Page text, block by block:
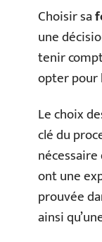
Choisir sa
une
tenir
opter pour
Le choix
clé du
ont une
prouvée
ainsi